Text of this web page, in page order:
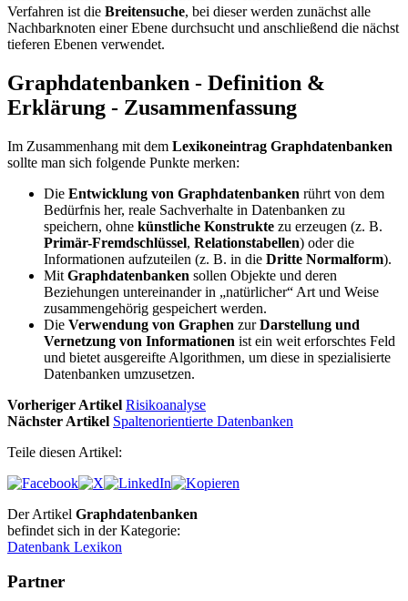
Verfahren ist die Breitensuche, bei dieser werden zunächst alle
Nachbarknoten einer Ebene durchsucht und anschließend die nächst
tieferen Ebenen verwendet.
Graphdatenbanken - Definition &
Erklärung - Zusammenfassung
Im Zusammenhang mit dem Lexikoneintrag Graphdatenbanken
sollte man sich folgende Punkte merken:
Die Entwicklung von Graphdatenbanken rührt von dem
Bedürfnis her, reale Sachverhalte in Datenbanken zu
speichern, ohne künstliche Konstrukte zu erzeugen (z. B.
Primär-Fremdschlüssel, Relationstabellen) oder die
Informationen aufzuteilen (z. B. in die Dritte Normalform).
Mit Graphdatenbanken sollen Objekte und deren
Beziehungen untereinander in „natürlicher“ Art und Weise
zusammengehörig gespeichert werden.
Die Verwendung von Graphen zurDarstellung und
Vernetzung von Informationen ist ein weit erforschtes Feld
und bietet ausgereifte Algorithmen, um diese in spezialisierte
Datenbanken umzusetzen.
Vorheriger Artikel Risikoanalyse
Nächster Artikel Spaltenorientierte Datenbanken
Teile diesen Artikel:
Der Artikel Graphdatenbanken
befindet sich in der Kategorie:
Datenbank Lexikon
Partner